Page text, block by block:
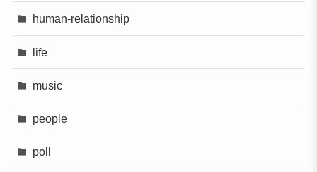
human-relationship
life
music
people
poll